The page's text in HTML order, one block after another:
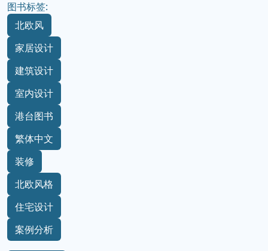
图书标签:
北欧风
家居设计
建筑设计
室内设计
港台图书
繁体中文
装修
北欧风格
住宅设计
案例分析